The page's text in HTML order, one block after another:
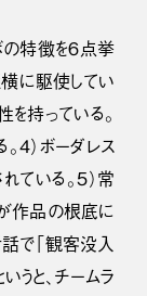
の特徴を６点挙
横に駆使してい
を持っている。
４）ボーダレス
いる。５）常
が作品の根底に
話で「観客没入
うと、チームラ